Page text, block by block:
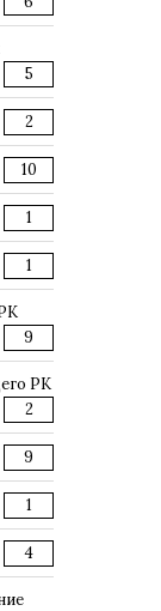
5
2
10
1
1
9
РК
2
9
1
4